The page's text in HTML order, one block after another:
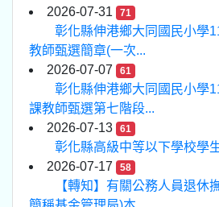
2026-07-31
71
彰化縣伸港鄉大同國民小學
教師甄選簡章(一次...
2026-07-07
61
彰化縣伸港鄉大同國民小學
課教師甄選第七階段...
2026-07-13
61
彰化縣高級中等以下學校學
2026-07-17
58
【轉知】有關公務人員退休